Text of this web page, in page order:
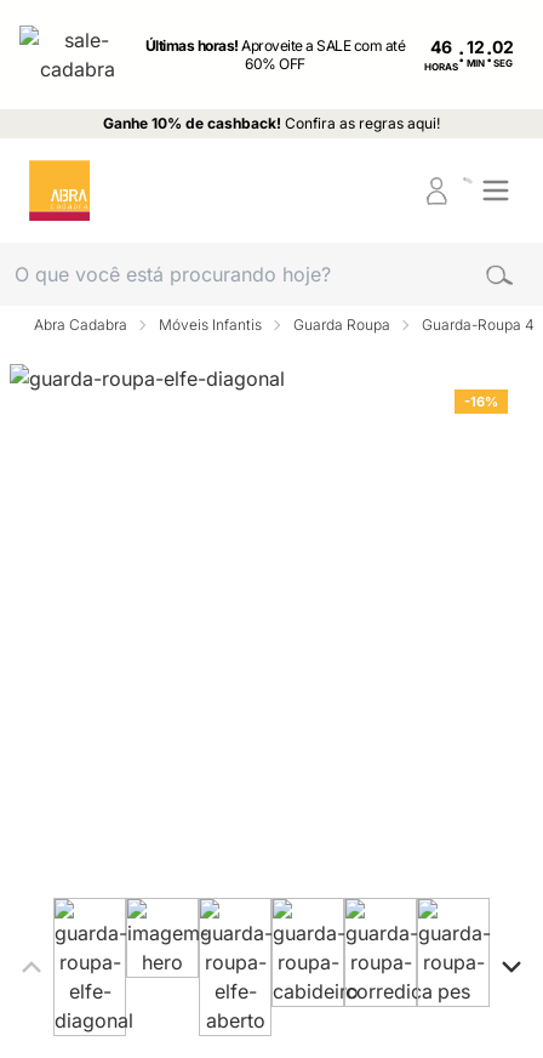
Últimas horas!Aproveite a SALE com até
60% OFF
46
HORAS: MIN : SEG
Ganhe 10% de cashback! Confira as regras aqui!
Abra Cadabra Móveis Infantis Guarda Roupa Guarda-Roupa 4
-16%